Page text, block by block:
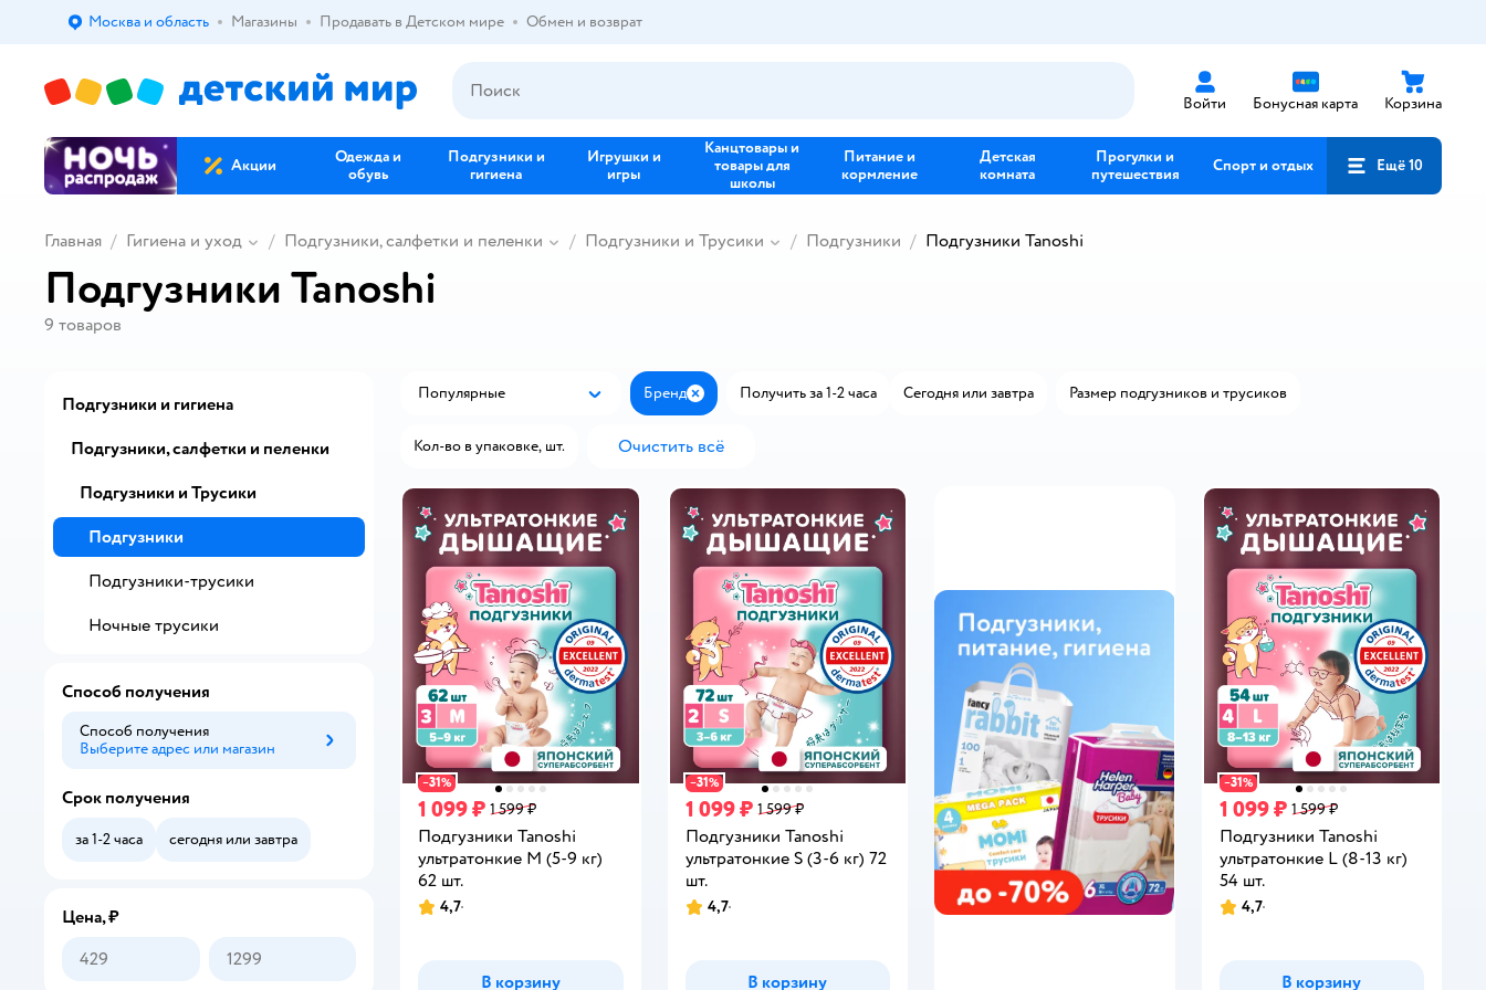
Выбор адреса доставки.
Москва и область Магазины Продавать в Детском мире Обмен и возврат
Войти Бонусная карта Корзина
Акции
Одежда и
обувь
Подгузники и
гигиена
Игрушки и
игры
Канцтовары и
товары для
школы
Питание и
кормление
Детская
комната
Прогулки и
путешествия
Спорт и отдых Ещё 10
Главная Гигиена и уход Подгузники, салфетки и пеленки Подгузники и Трусики Подгузники Подгузники Tanoshi
Подгузники Tanoshi
9 товаров
Популярные
Популярные Бренд ЗакрытьПолучить за 1-2 часа Сегодня или завтра Размер подгузников и трусиков
Кол-во в упаковке, шт. Очистить всё
−31 %
1 099 ₽ 1 599 ₽
Подгузники Tanoshi
ультратонкие M (5-9 кг)
62 шт.
Рейтинг:
4,7
В корзину
−31 %
1 099 ₽ 1 599 ₽
Подгузники Tanoshi
ультратонкие S (3-6 кг) 72
шт.
Рейтинг:
4,7
В корзину
−31 %
1 099 ₽ 1 599 ₽
Подгузники Tanoshi
ультратонкие L (8-13 кг)
54 шт.
Рейтинг:
4,7
В корзину
Подгузники и гигиена
Подгузники, салфетки и пеленки
Подгузники и Трусики
Подгузники
Подгузники-трусики
Ночные трусики
Способ получения
Способ получения
Выберите адрес или магазин
Способ получения
Срок получения
за 1-2 часа сегодня или завтра
Цена, ₽